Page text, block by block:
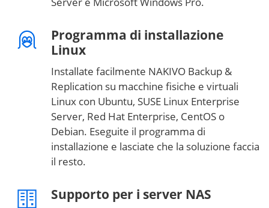
Programma di installazione
Linux
Installate facilmente NAKIVO Backup &
Replication su macchine fisiche e virtuali
Linux con Ubuntu, SUSE Linux Enterprise
Server, Red Hat Enterprise, CentOS o
Debian. Eseguite il programma di
installazione e lasciate che la soluzione faccia
il resto.
Supporto per i server NAS